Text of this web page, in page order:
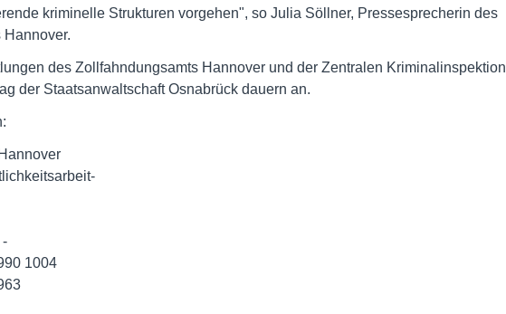
kriminelle Strukturen vorgehen", so Julia Söllner, Pressesprecherin des
des Zollfahndungsamts Hannover und der Zentralen Kriminalinspektion
der Staatsanwaltschaft Osnabrück dauern an.
-
1004